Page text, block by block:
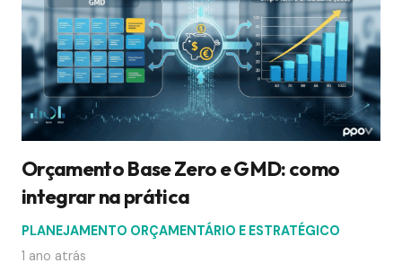
Orçamento Base Zero e GMD: como
integrar na prática
PLANEJAMENTO ORÇAMENTÁRIO E ESTRATÉGICO
1 ano atrás